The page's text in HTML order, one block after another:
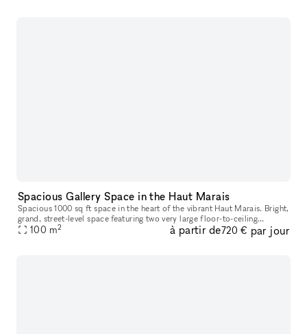
Spacious Gallery Space in the Haut Marais
Spacious 1000 sq ft space in the heart of the vibrant Haut Marais. Bright,
grand, street-level space featuring two very large floor-to-ceiling
windows that open directly onto the street, offering str
100 m2 à partir de720 € par jour